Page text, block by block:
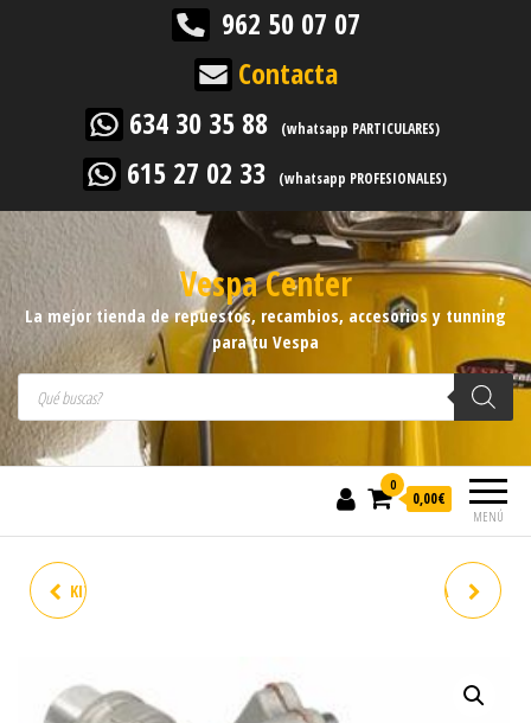
962 50 07 07
Contacta
634 30 35 88
(whatsapp PARTICULARES)
615 27 02 33 (whatsapp PROFESIONALES)
Vespa Center
La mejor tienda de repuestos, recambios, accesorios y tunning
para tu Vespa
Búsqueda de productos
MENÚ
0
0,00€
KIT DE CILINDRO PIAGGIO 50
50CC, 4T, AC COMPATIBLE
CARTER COMPLETO VESPA
SEGUNDA MANO